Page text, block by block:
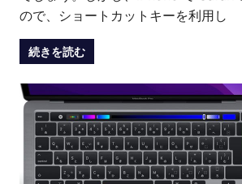
ので、ショートカットキーを利用し
続きを読む